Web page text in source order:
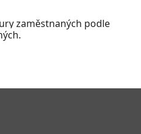
zaměstnaných podle